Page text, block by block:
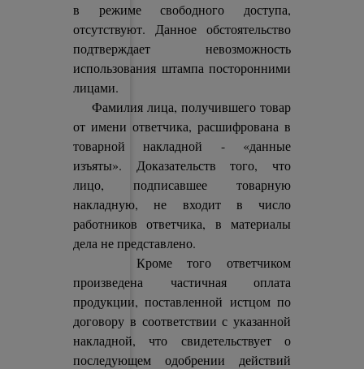
в режиме свободного доступа,
отсутствуют. Данное обстоятельство
подтверждает невозможность
использования штампа посторонними
лицами.
Фамилия лица, получившего товар
от имени ответчика, расшифрована в
товарной накладной - «данные
изъяты». Доказательств того, что
лицо, подписавшее товарную
накладную, не входит в число
работников ответчика, в материалы
дела не представлено.
Кроме того ответчиком
произведена частичная оплата
продукции, поставленной истцом по
договору в соответствии с указанной
накладной, что свидетельствует о
последующем одобрении действий